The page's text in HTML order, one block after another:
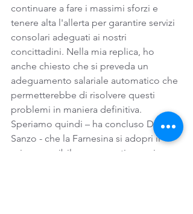
continuare a fare i massimi sforzi e
tenere alta l'allerta per garantire servizi
consolari adeguati ai nostri
concittadini. Nella mia replica, ho
anche chiesto che si preveda un
adeguamento salariale automatico che
permetterebbe di risolvere questi
problemi in maniera definitiva.
Speriamo quindi – ha concluso Di
Sanzo - che la Farnesina si adopri il
prima possibile per garantire un ri-